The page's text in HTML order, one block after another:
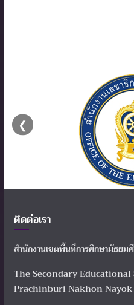
❮
ติดต่อเรา
สำนักงานเขตพื้นที่การศึกษามัธยม
The Secondary
Prachinburi Nakhon Nayok